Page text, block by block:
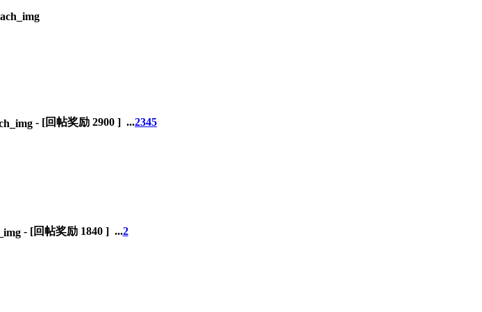
- [回帖奖励 2900 ] ...2345
- [回帖奖励 1840] ...2